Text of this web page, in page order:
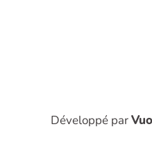
Développé par